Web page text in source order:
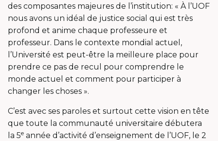
des composantes majeures de l’institution: « À l’UOF
nous avons un idéal de justice social qui est très
profond et anime chaque professeure et
professeur. Dans le contexte mondial actuel,
l’Université est peut-être la meilleure place pour
prendre ce pas de recul pour comprendre le
monde actuel et comment pour participer à
changer les choses ».
C’est avec ses paroles et surtout cette vision en tête
que toute la communauté universitaire débutera
la 5e année d’activité d’enseignement de l’UOF, le 2